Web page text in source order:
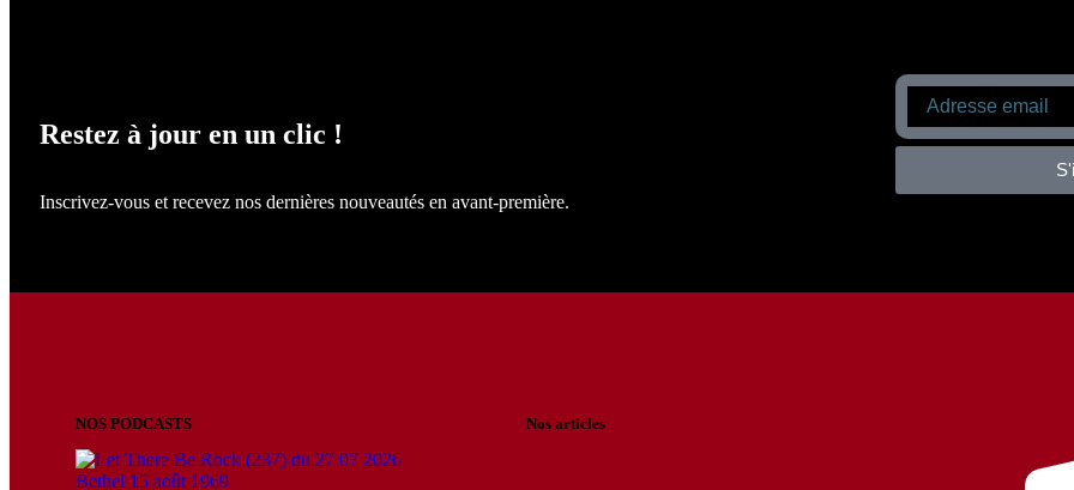
Restez à jour en un clic !
Inscrivez-vous et recevez nos dernières nouveautés en avant-première.
NOS PODCASTS Nos articles